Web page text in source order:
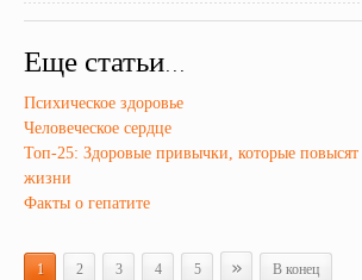
Еще статьи...
Психическое здоровье
Человеческое сердце
Топ-25: Здоровые привычки, которые повысят
жизни
Факты о гепатите
1 2 3 4 5 » В конец